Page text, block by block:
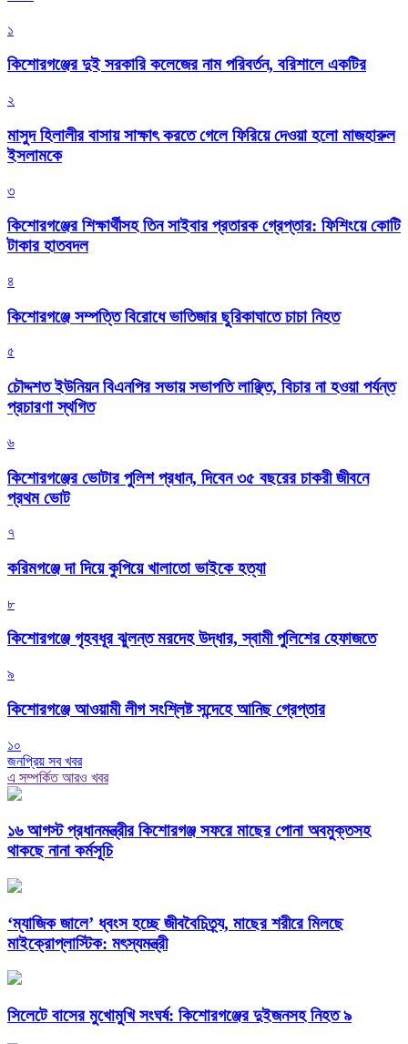
১
কিশোরগঞ্জের দুই সরকারি কলেজের নাম পরিবর্তন, বরিশালে একটির
২
মাসুদ হিলালীর বাসায় সাক্ষাৎ করতে গেলে ফিরিয়ে দেওয়া হলো মাজহারুল
ইসলামকে
৩
কিশোরগঞ্জের শিক্ষার্থীসহ তিন সাইবার প্রতারক গ্রেপ্তার: ফিশিংয়ে কোটি
টাকার হাতবদল
৪
কিশোরগঞ্জে সম্পত্তি বিরোধে ভাতিজার ছুরিকাঘাতে চাচা নিহত
৫
চৌদ্দশত ইউনিয়ন বিএনপির সভায় সভাপতি লাঞ্ছিত, বিচার না হওয়া পর্যন্ত
প্রচারণা স্থগিত
৬
কিশোরগঞ্জের ভোটার পুলিশ প্রধান, দিবেন ৩৫ বছরের চাকরী জীবনে
প্রথম ভোট
৭
করিমগঞ্জে দা দিয়ে কুপিয়ে খালাতো ভাইকে হত্যা
৮
কিশোরগঞ্জে গৃহবধূর ঝুলন্ত মরদেহ উদ্ধার, স্বামী পুলিশের হেফাজতে
৯
কিশোরগঞ্জে আওয়ামী লীগ সংশ্লিষ্ট সন্দেহে আনিছ গ্রেপ্তার
১০
জনপ্রিয় সব খবর
এ সম্পর্কিত আরও খবর
১৬ আগস্ট প্রধানমন্ত্রীর কিশোরগঞ্জ সফরে মাছের পোনা অবমুক্তসহ
থাকছে নানা কর্মসূচি
‘ম্যাজিক জালে’ ধ্বংস হচ্ছে জীববৈচিত্র্য, মাছের শরীরে মিলছে
মাইক্রোপ্লাস্টিক: মৎস্যমন্ত্রী
সিলেটে বাসের মুখোমুখি সংঘর্ষ: কিশোরগঞ্জের দুইজনসহ নিহত ৯